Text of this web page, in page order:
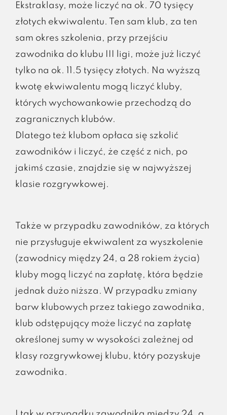
Ekstraklasy, może liczyć na ok. 70 tysięcy
złotych ekwiwalentu. Ten sam klub, za ten
sam okres szkolenia, przy przejściu
zawodnika do klubu III ligi, może już liczyć
tylko na ok. 11.5 tysięcy złotych. Na wyższą
kwotę ekwiwalentu mogą liczyć kluby,
których wychowankowie przechodzą do
zagranicznych klubów.
Dlatego też klubom opłaca się szkolić
zawodników i liczyć, że część z nich, po
jakimś czasie, znajdzie się w najwyższej
klasie rozgrywkowej.
Także w przypadku zawodników, za których
nie przysługuje ekwiwalent za wyszkolenie
(zawodnicy między 24, a 28 rokiem życia)
kluby mogą liczyć na zapłatę, która będzie
jednak dużo niższa. W przypadku zmiany
barw klubowych przez takiego zawodnika,
klub odstępujący może liczyć na zapłatę
określonej sumy w wysokości zależnej od
klasy rozgrywkowej klubu, który pozyskuje
zawodnika.